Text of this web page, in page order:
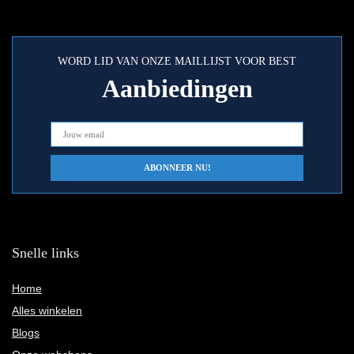
WORD LID VAN ONZE MAILLIJST VOOR BEST
Aanbiedingen
Snelle links
Home
Alles winkelen
Blogs